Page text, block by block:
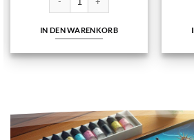
IN DEN WARENKORB